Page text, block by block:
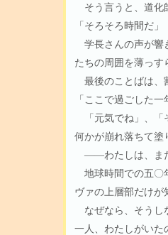
そう言うと、道化
「そろそろ時間だ」
学長さんの声が響
たちの周囲を薄っす
最後のことばは、
「ここで過ごした
「元気でね」、「
何かが崩れ落ちて塗
――わたしは、ま
地球時間での五〇
ヴァの上層部だけが
なぜなら、そうし
一人、わたしがいた